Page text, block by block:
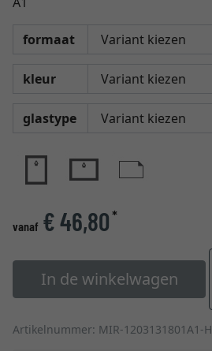
formaat
kleur
glastype
vanaf € 46,80*
In de winkelwagen
Artikelnummer: MIR-1203131801A1-H